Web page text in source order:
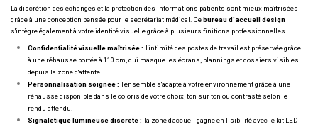
La discrétion des échanges et la protection des informations patients sont mieux maîtrisées
grâce à une conception pensée pour le secrétariat médical. Cebureau d'accueil design
s'intègre également à votre identité visuelle grâce à plusieurs finitions professionnelles.
Confidentialité visuelle maîtrisée : l'intimité des postes de travail est préservée grâce
à une réhausse portée à 110 cm, qui masque les écrans, plannings et dossiers visibles
depuis la zone d'attente.
Personnalisation soignée : l'ensemble s'adapte à votre environnement grâce à une
réhausse disponible dans le coloris de votre choix, ton sur ton ou contrasté selon le
rendu attendu.
Signalétique lumineuse discrète : la zone d'accueil gagne en lisibilité avec le kit LED